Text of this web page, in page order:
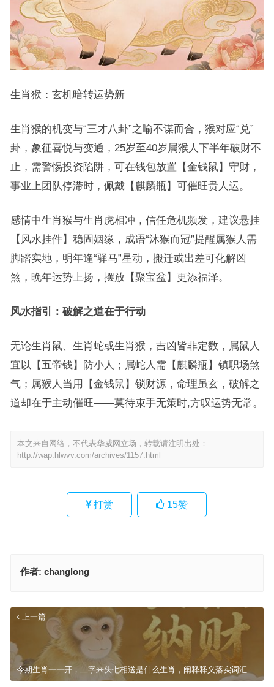
生肖猴：玄机暗转运势新
生肖猴的机变与“三才八卦”之喻不谋而合，猴对应“兑”
卦，象征喜悦与变通，25岁至40岁属猴人下半年破财不
止，需警惕投资陷阱，可在钱包放置【金钱鼠】守财，
事业上团队停滞时，佩戴【麒麟瓶】可催旺贵人运。
感情中生肖猴与生肖虎相冲，信任危机频发，建议悬挂
【风水挂件】稳固姻缘，成语“沐猴而冠”提醒属猴人需
脚踏实地，明年逢“驿马”星动，搬迁或出差可化解凶
煞，晚年运势上扬，摆放【聚宝盆】更添福泽。
风水指引：破解之道在于行动
无论生肖鼠、生肖蛇或生肖猴，吉凶皆非定数，属鼠人
宜以【五帝钱】防小人；属蛇人需【麒麟瓶】镇职场煞
气；属猴人当用【金钱鼠】锁财源，命理虽玄，破解之
道却在于主动催旺——莫待束手无策时,方叹运势无常。
本文来自网络，不代表华威网立场，转载请注明出处：
http://wap.hlwvv.com/archives/1157.html
打赏 15赞
作者: changlong
上一篇
今期生肖一一开，二字来头七相送是什么生肖，阐释释义落实词汇